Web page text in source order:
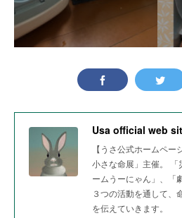
Usa official web
【うさ公式ホームペ
小さな命展」主催。
ームうーにゃん」、「
３つの活動を通して、
を伝えていきます。